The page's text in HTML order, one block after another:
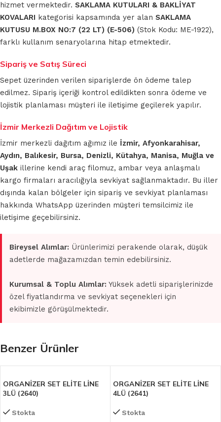
hizmet vermektedir. SAKLAMA KUTULARI & BAKLİYAT
KOVALARI kategorisi kapsamında yer alan SAKLAMA
KUTUSU M.BOX NO:7 (22 LT) (E-506) (Stok Kodu: ME-1922),
farklı kullanım senaryolarına hitap etmektedir.
Sipariş ve Satış Süreci
Sepet üzerinden verilen siparişlerde ön ödeme talep
edilmez. Sipariş içeriği kontrol edildikten sonra ödeme ve
lojistik planlaması müşteri ile iletişime geçilerek yapılır.
İzmir Merkezli Dağıtım ve Lojistik
İzmir merkezli dağıtım ağımız ile İzmir, Afyonkarahisar,
Aydın, Balıkesir, Bursa, Denizli, Kütahya, Manisa, Muğla ve
Uşak illerine kendi araç filomuz, ambar veya anlaşmalı
kargo firmaları aracılığıyla sevkiyat sağlanmaktadır. Bu iller
dışında kalan bölgeler için sipariş ve sevkiyat planlaması
hakkında WhatsApp üzerinden müşteri temsilcimiz ile
iletişime geçebilirsiniz.
Bireysel Alımlar: Ürünlerimizi perakende olarak, düşük
adetlerde mağazamızdan temin edebilirsiniz.
Kurumsal & Toplu Alımlar: Yüksek adetli siparişlerinizde
özel fiyatlandırma ve sevkiyat seçenekleri için
ekibimizle görüşülmektedir.
Benzer Ürünler
ORGANİZER SET ELİTE LİNE
3LÜ (2640)
Stokta
ORGANİZER SET ELİTE LİNE
4LÜ (2641)
Stokta